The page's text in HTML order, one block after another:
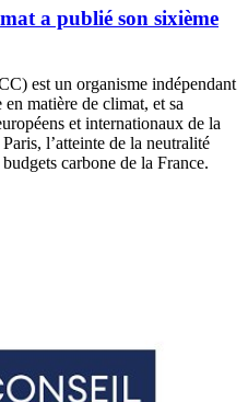
a publié son sixième
est un organisme indépendant
matière de climat, et sa
et internationaux de la
l’atteinte de la neutralité
carbone de la France.